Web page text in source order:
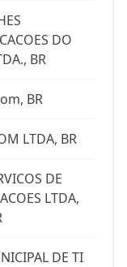
DO
BR
BR
LTDA, BR
DE
LTDA,
DE TI